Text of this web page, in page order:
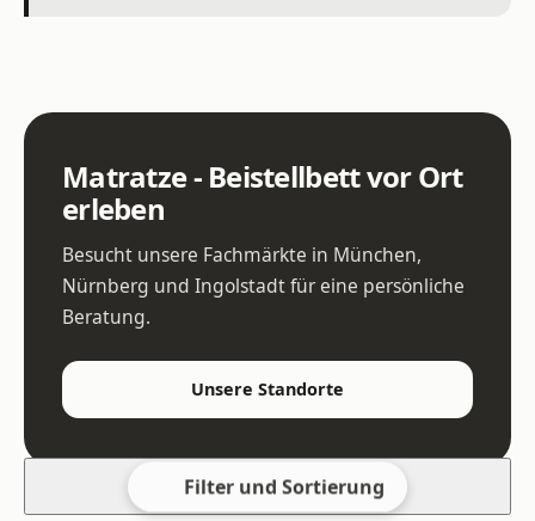
Filter und Sortierung
Matratze - Beistellbett vor Ort
erleben
Besucht unsere Fachmärkte in München,
Nürnberg und Ingolstadt für eine persönliche
Beratung.
Unsere Standorte